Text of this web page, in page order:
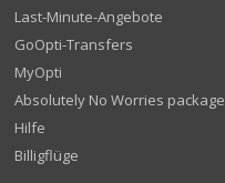
Last-Minute-Angebote
GoOpti-Transfers
MyOpti
Absolutely No Worries package
Hilfe
Billigflüge